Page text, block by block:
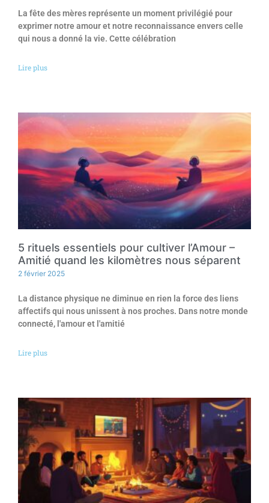
La fête des mères représente un moment privilégié pour
exprimer notre amour et notre reconnaissance envers celle
qui nous a donné la vie. Cette célébration
Lire plus
5 rituels essentiels pour cultiver l’Amour –
Amitié quand les kilomètres nous séparent
2 février 2025
La distance physique ne diminue en rien la force des liens
affectifs qui nous unissent à nos proches. Dans notre monde
connecté, l'amour et l'amitié
Lire plus